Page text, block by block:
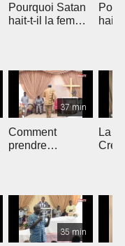
Pourquoi Satan
hait-t-il la femme
hait-
37 min
Comment
prendre
La
35 min